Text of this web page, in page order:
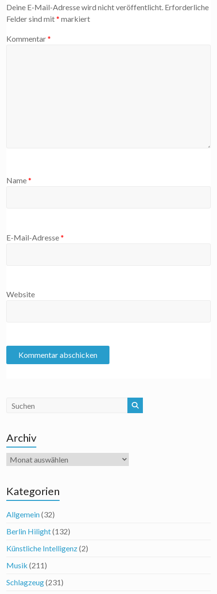
Deine E-Mail-Adresse wird nicht veröffentlicht. Erforderliche
Felder sind mit* markiert
Kommentar*
Name*
E-Mail-Adresse*
Website
Archiv
Archiv
Kategorien
Allgemein(32)
Berlin Hilight(132)
Künstliche Intelligenz(2)
Musik (211)
Schlagzeug(231)